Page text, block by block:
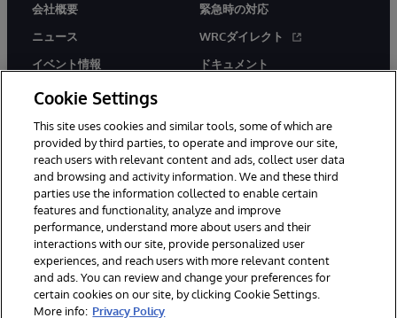
会社概要
ニュース
イベント情報
採用情報
緊急時の対応
WRCダイレクト
ドキュメント
© 1996-2026Y InterSystems Corporation, Boston, MA. All Rights
Reserved.
お知らせ／ご利用規約
プライバシーステートメント
保証について
アクセシビリティ
Cookie Settings
This site uses cookies and similar tools, some of which are
provided by third parties, to operate and improve our site,
reach users with relevant content and ads, collect user data
and browsing and activity information. We and these third
parties use the information collected to enable certain
features and functionality, analyze and improve
performance, understand more about users and their
interactions with our site, provide personalized user
experiences, and reach users with more relevant content
and ads. You can review and change your preferences for
certain cookies on our site, by clicking Cookie Settings.
More info: Privacy Policy